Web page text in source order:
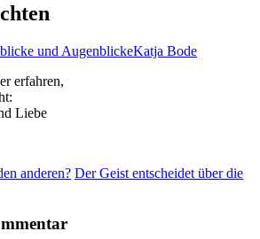
und AugenblickeKatja Bode
erfahren,
Liebe
anderen? Der Geist entscheidet über die